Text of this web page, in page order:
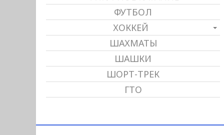
ФУТБОЛ
ХОККЕЙ
ШАХМАТЫ
ШАШКИ
ШОРТ-ТРЕК
ГТО